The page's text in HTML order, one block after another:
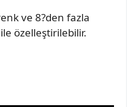
ve 8?den fazla
özelleştirilebilir.